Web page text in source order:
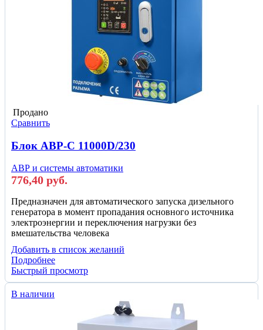
Продано
Сравнить
Блок АВР-С 11000D/230
АВР и системы автоматики
776,40 руб.
Предназначен для автоматического запуска дизельного
генератора в момент пропадания основного источника
электроэнергии и переключения нагрузки без
вмешательства человека
Добавить в список желаний
Подробнее
Быстрый просмотр
В наличии